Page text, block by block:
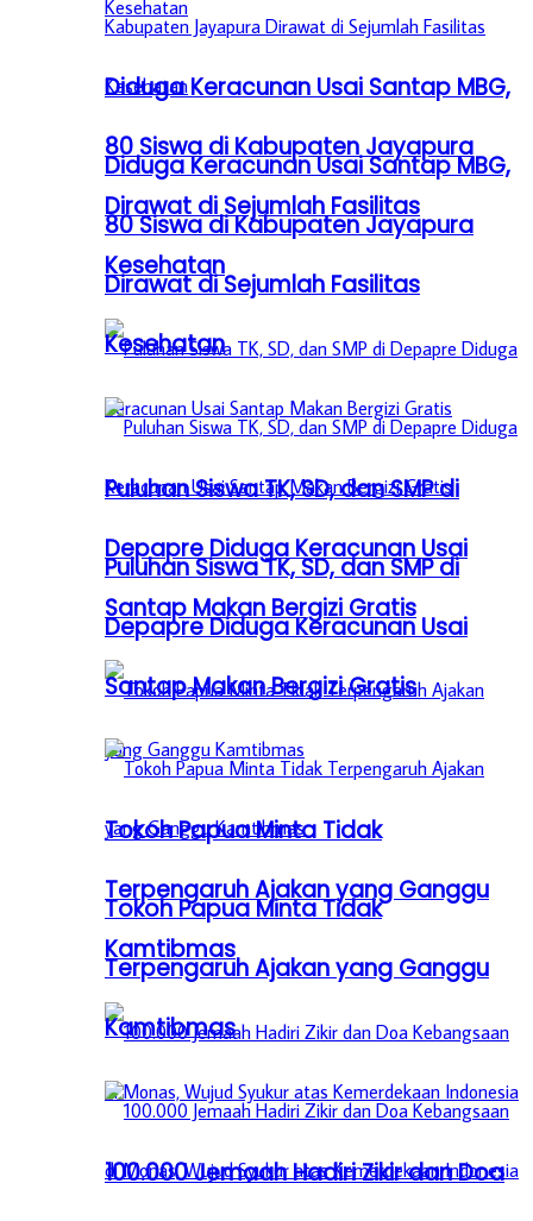
Diduga Keracunan Usai Santap MBG,
80 Siswa di Kabupaten Jayapura
Dirawat di Sejumlah Fasilitas
Kesehatan
Puluhan Siswa TK, SD, dan SMP di
Depapre Diduga Keracunan Usai
Santap Makan Bergizi Gratis
Tokoh Papua Minta Tidak
Terpengaruh Ajakan yang Ganggu
Kamtibmas
100.000 Jemaah Hadiri Zikir dan Doa
Diduga Keracunan Usai Santap MBG,
80 Siswa di Kabupaten Jayapura
Dirawat di Sejumlah Fasilitas
Kesehatan
Puluhan Siswa TK, SD, dan SMP di
Depapre Diduga Keracunan Usai
Santap Makan Bergizi Gratis
Tokoh Papua Minta Tidak
Terpengaruh Ajakan yang Ganggu
Kamtibmas